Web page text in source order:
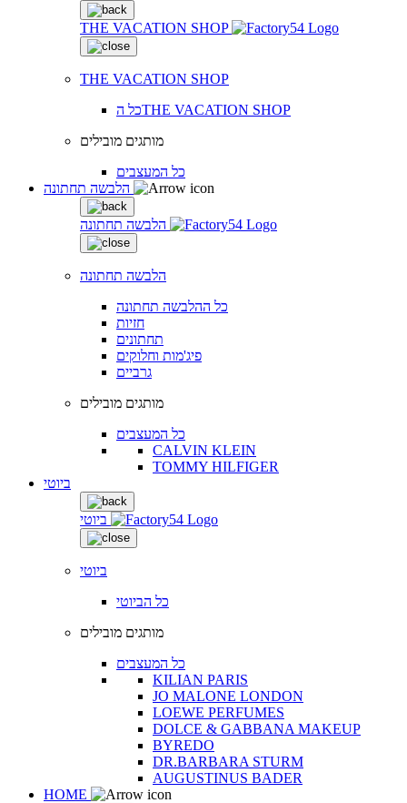
THE VACATION SHOP
THE VACATION SHOP
כל הTHE VACATION SHOP
מותגים מובילים
כל המעצבים
הלבשה תחתונה
הלבשה תחתונה
כל ההלבשה תחתונה
חזיות
תחתונים
פיג'מות וחלוקים
גרביים
מותגים מובילים
כל המעצבים
CALVIN KLEIN
TOMMY HILFIGER
ביוטי
ביוטי
ביוטי
כל הביוטי
מותגים מובילים
כל המעצבים
KILIAN PARIS
JO MALONE LONDON
LOEWE PERFUMES
DOLCE & GABBANA MAKEUP
BYREDO
DR.BARBARA STURM
AUGUSTINUS BADER
HOME